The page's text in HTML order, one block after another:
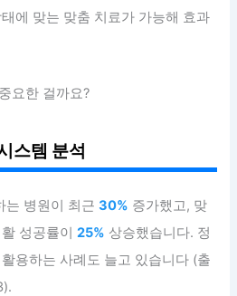
에 맞는 맞춤 치료가 가능해 효과
요한 걸까요?
스템 분석
는 병원이 최근30% 증가했고, 맞
활 성공률이25% 상승했습니다. 정
용하는 사례도 늘고 있습니다 (출